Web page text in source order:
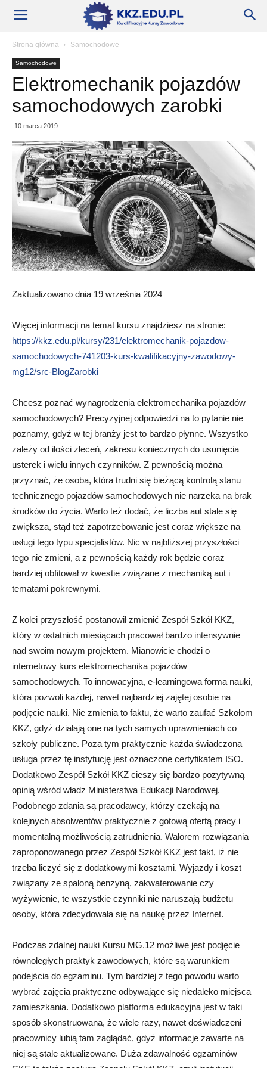
Szkoły
KKZ
Aktualności
Strona główna Samochodowe
Samochodowe
Elektromechanik pojazdów
samochodowych zarobki
10 marca 2019
Zaktualizowano dnia 19 września 2024
Więcej informacji na temat kursu znajdziesz na stronie:
https://kkz.edu.pl/kursy/231/elektromechanik-pojazdow-
samochodowych-741203-kurs-kwalifikacyjny-zawodowy-
mg12/src-BlogZarobki
Chcesz poznać wynagrodzenia elektromechanika pojazdów
samochodowych? Precyzyjnej odpowiedzi na to pytanie nie
poznamy, gdyż w tej branży jest to bardzo płynne. Wszystko
zależy od ilości zleceń, zakresu koniecznych do usunięcia
usterek i wielu innych czynników. Z pewnością można
przyznać, że osoba, która trudni się bieżącą kontrolą stanu
technicznego pojazdów samochodowych nie narzeka na brak
środków do życia. Warto też dodać, że liczba aut stale się
zwiększa, stąd też zapotrzebowanie jest coraz większe na
usługi tego typu specjalistów. Nic w najbliższej przyszłości
tego nie zmieni, a z pewnością każdy rok będzie coraz
bardziej obfitował w kwestie związane z mechaniką aut i
tematami pokrewnymi.
Z kolei przyszłość postanowił zmienić Zespół Szkół KKZ,
który w ostatnich miesiącach pracował bardzo intensywnie
nad swoim nowym projektem. Mianowicie chodzi o
internetowy kurs elektromechanika pojazdów
samochodowych. To innowacyjna, e-learningowa forma nauki,
która pozwoli każdej, nawet najbardziej zajętej osobie na
podjęcie nauki. Nie zmienia to faktu, że warto zaufać Szkołom
KKZ, gdyż działają one na tych samych uprawnieniach co
szkoły publiczne. Poza tym praktycznie każda świadczona
usługa przez tę instytucję jest oznaczone certyfikatem ISO.
Dodatkowo Zespół Szkół KKZ cieszy się bardzo pozytywną
opinią wśród władz Ministerstwa Edukacji Narodowej.
Podobnego zdania są pracodawcy, którzy czekają na
kolejnych absolwentów praktycznie z gotową ofertą pracy i
momentalną możliwością zatrudnienia. Walorem rozwiązania
zaproponowanego przez Zespół Szkół KKZ jest fakt, iż nie
trzeba liczyć się z dodatkowymi kosztami. Wyjazdy i koszt
związany ze spaloną benzyną, zakwaterowanie czy
wyżywienie, te wszystkie czynniki nie naruszają budżetu
osoby, która zdecydowała się na naukę przez Internet.
Podczas zdalnej nauki Kursu MG.12 możliwe jest podjęcie
równoległych praktyk zawodowych, które są warunkiem
podejścia do egzaminu. Tym bardziej z tego powodu warto
wybrać zajęcia praktyczne odbywające się niedaleko miejsca
zamieszkania. Dodatkowo platforma edukacyjna jest w taki
sposób skonstruowana, że wiele razy, nawet doświadczeni
pracownicy lubią tam zaglądać, gdyż informacje zawarte na
niej są stale aktualizowane. Duża zdawalność egzaminów